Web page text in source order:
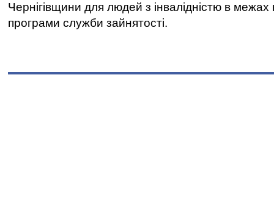
Чернігівщини для людей з інвалідністю в межах
програми служби зайнятості.